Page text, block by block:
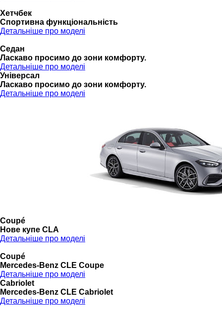
Хетчбек
Спортивна функціональність
Детальніше про моделі
Седан
Ласкаво просимо до зони комфорту.
Детальніше про моделі
Універсал
Ласкаво просимо до зони комфорту.
Детальніше про моделі
Coupé
Нове купе CLA
Детальніше про моделі
Coupé
Mercedes-Benz CLE Coupe
Детальніше про моделі
Cabriolet
Mercedes-Benz CLE Cabriolet
Детальніше про моделі